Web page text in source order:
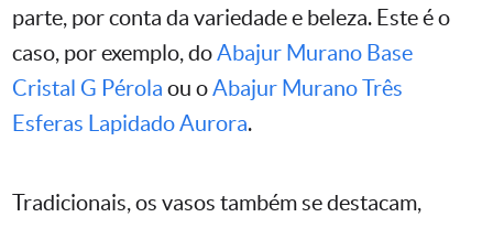
parte, por conta da variedade e beleza. Este é o
caso, por exemplo, doAbajur Murano Base
Cristal G Pérola ou oAbajur Murano Três
Esferas Lapidado Aurora.
Tradicionais, os vasos também se destacam,